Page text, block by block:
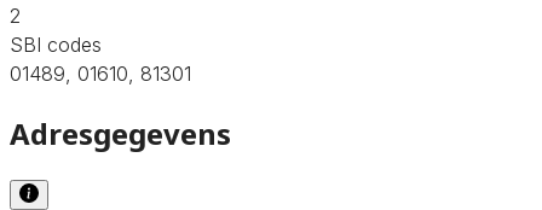
2
SBI codes
01489, 01610, 81301
Adresgegevens